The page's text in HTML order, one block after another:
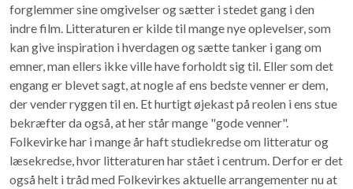
forglemmer sine omgivelser og sætter i stedet gang i den
indre film. Litteraturen er kilde til mange nye oplevelser, som
kan give inspiration i hverdagen og sætte tanker i gang om
emner, man ellers ikke ville have forholdt sig til. Eller som det
engang er blevet sagt, at nogle af ens bedste venner er dem,
der vender ryggen til en. Et hurtigt øjekast på reolen i ens stue
bekræfter da også, at her står mange "gode venner".
Folkevirke har i mange år haft studiekredse om litteratur og
læsekredse, hvor litteraturen har stået i centrum. Derfor er det
også helt i tråd med Folkevirkes aktuelle arrangementer nu at